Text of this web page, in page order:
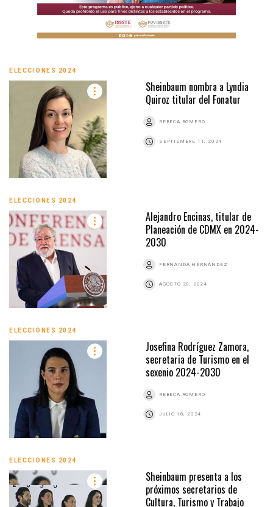
ELECCIONES 2024
Sheinbaum nombra a Lyndia
Quiroz titular del Fonatur
REBECA ROMERO
SEPTIEMBRE 11, 2024
ELECCIONES 2024
Alejandro Encinas, titular de
Planeación de CDMX en 2024-
2030
FERNANDA HERNÁNDEZ
AGOSTO 20, 2024
ELECCIONES 2024
Josefina Rodríguez Zamora,
secretaria de Turismo en el
sexenio 2024-2030
REBECA ROMERO
JULIO 18, 2024
ELECCIONES 2024
Sheinbaum presenta a los
próximos secretarios de
Cultura, Turismo y Trabajo